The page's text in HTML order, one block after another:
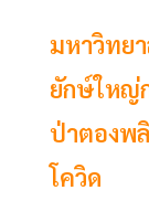
มหาวิทย
ยักษ์ใหญ่
ป่าตองพ
โควิด